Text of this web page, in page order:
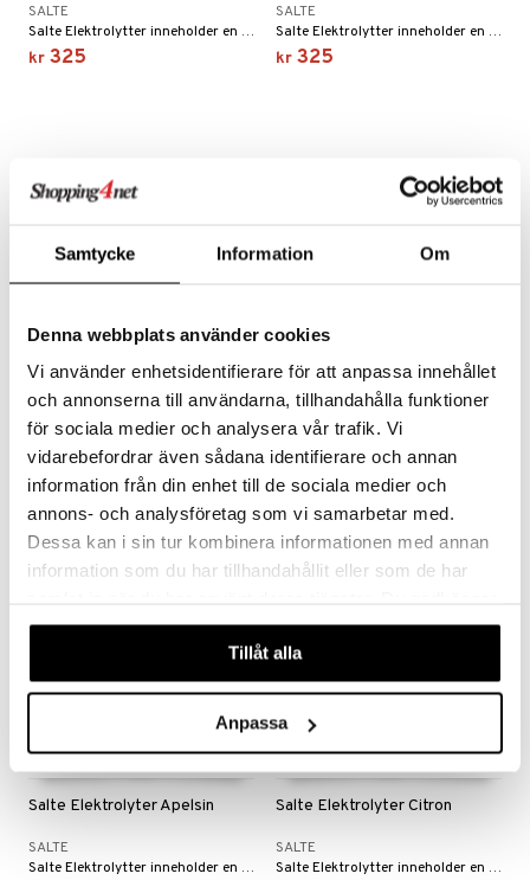
Samtycke Information Om
Denna webbplats använder cookies
Vi använder enhetsidentifierare för att anpassa innehållet
och annonserna till användarna, tillhandahålla funktioner
för sociala medier och analysera vår trafik. Vi
vidarebefordrar även sådana identifierare och annan
information från din enhet till de sociala medier och
annons- och analysföretag som vi samarbetar med.
Dessa kan i sin tur kombinera informationen med annan
information som du har tillhandahållit eller som de har
våra cookies vid fortsatt användande av vår webbplats.
Tillåt alla
Anpassa
SALTE
Salte Elektrolytter inneholder en større mengde mineraler for å gjøre en forskjell. Helt uten sukker.
kr 325
SALTE
Salte Elektrolytter inneholder en større mengde mineraler for å gjøre en forskjell. Helt uten sukker.
kr 325
SALTE
Elektrolytter i generøse mengder: 800 mg natrium, 400 mg kalium og 60 mg magnesium, helt uten tilsatt sukker.
kr 325
Salte Elektrolyter
Jordgubb
SALTE
325
Salte Elektrolyter Apelsin
SALTE
Salte Elektrolytter inneholder en større mengde mineraler for å gjøre en forskjell. Helt uten sukker.
Salte Elektrolyter Citron
SALTE
Salte Elektrolytter inneholder en større mengde mineraler for å gjøre en forskjell. Helt uten sukker.